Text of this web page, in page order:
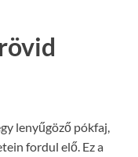
lenyűgöző pókfaj,
fordul elő. Ez a